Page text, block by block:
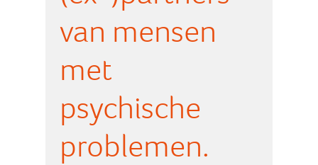
van mensen
met
psychische
problemen.